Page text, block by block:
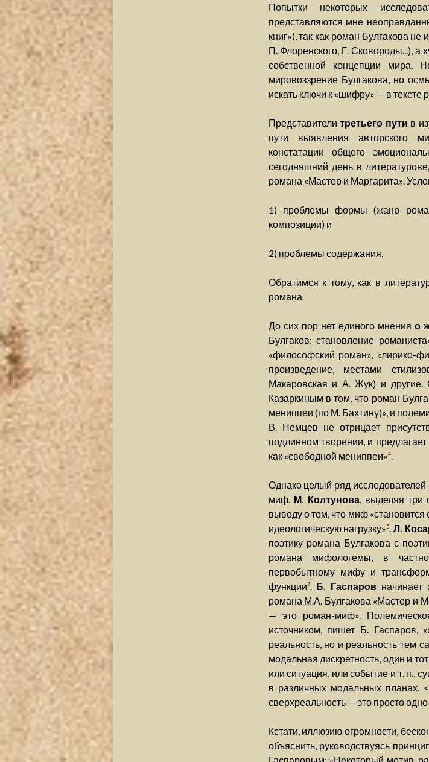
Попытки некоторых
представляются мне
книг»), так как роман Булгакова
П. Флоренского, Г. Сковороды...),
собственной концепции мира.
мировоззрение Булгакова, но
искать ключи к «шифру» — в тексте
Представителитретьего пути в
пути выявления авторского
констатации общего
сегодняшний день в
романа «Мастер и Маргарита».
1) проблемы формы (жанр
композиции) и
2) проблемы содержания.
Обратимся к тому, как в
романа.
До сих пор нет единого мненияо
Булгаков: становление
«философский роман», «лирико-
произведение, местами
Макаровская и А. Жук) и
Казаркиным в том, что роман
мениппеи (по М. Бахтину)», и
В. Немцев не отрицает
подлинном творении, и
как «свободной мениппеи»4.
Однако целый ряд
миф. М. Колтунова, выделяя три
выводу о том, что миф
идеологическую нагрузку»5.Л.
поэтику романа Булгакова с
романа мифологемы, в
первобытному мифу и
функции7. Б. Гаспаров начинает
романа М.А. Булгакова «Мастер и
— это роман-миф».
источником, пишет Б. Гаспаров,
реальность, но и реальность тем
модальная дискретность, один и
или ситуация, или событие и т. п.,
в различных модальных планах.
сверхреальность — это просто одно
Кстати, иллюзию огромности,
объяснить, руководствуясь